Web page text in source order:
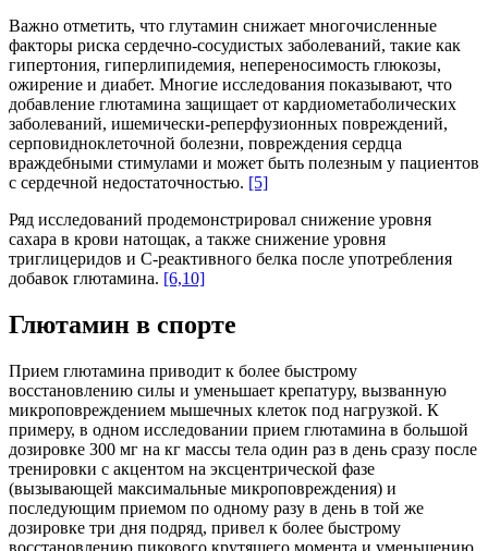
Важно отметить, что глутамин снижает многочисленные
факторы риска сердечно-сосудистых заболеваний, такие как
гипертония, гиперлипидемия, непереносимость глюкозы,
ожирение и диабет. Многие исследования показывают, что
добавление глютамина защищает от кардиометаболических
заболеваний, ишемически-реперфузионных повреждений,
серповидноклеточной болезни, повреждения сердца
враждебными стимулами и может быть полезным у пациентов
с сердечной недостаточностью. [5]
Ряд исследований продемонстрировал снижение уровня
сахара в крови натощак, а также снижение уровня
триглицеридов и С-реактивного белка после употребления
добавок глютамина. [6,10]
Глютамин в спорте
Прием глютамина приводит к более быстрому
восстановлению силы и уменьшает крепатуру, вызванную
микроповреждением мышечных клеток под нагрузкой. К
примеру, в одном исследовании прием глютамина в большой
дозировке 300 мг на кг массы тела один раз в день сразу после
тренировки с акцентом на эксцентрической фазе
(вызывающей максимальные микроповреждения) и
последующим приемом по одному разу в день в той же
дозировке три дня подряд, привел к более быстрому
восстановлению пикового крутящего момента и уменьшению